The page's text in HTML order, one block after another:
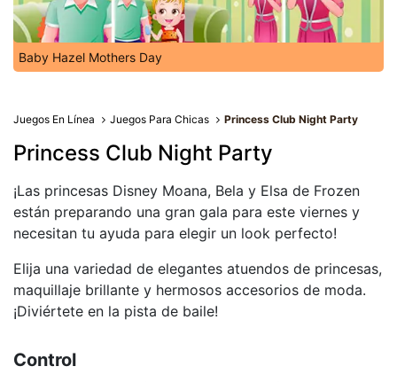
Baby Hazel Mothers Day
Juegos En Línea Juegos Para Chicas Princess Club Night Party
Princess Club Night Party
¡Las princesas Disney Moana, Bela y Elsa de Frozen
están preparando una gran gala para este viernes y
necesitan tu ayuda para elegir un look perfecto!
Elija una variedad de elegantes atuendos de princesas,
maquillaje brillante y hermosos accesorios de moda.
¡Diviértete en la pista de baile!
Control